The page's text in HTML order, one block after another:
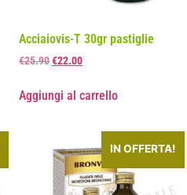
Acciaiovis-T 30gr pastiglie
€25.90€22.00
Aggiungi al carrello
IN OFFERTA!